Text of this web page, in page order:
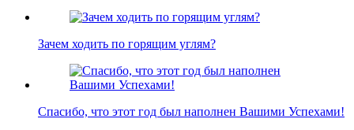
Зачем ходить по горящим углям?
Спасибо, что этот год был наполнен Вашими Успехами!